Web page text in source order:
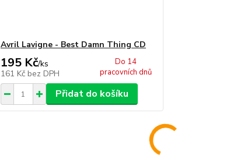
Avril Lavigne - Best Damn Thing CD
195 Kč/ks
161 Kč bez DPH
Do 14
pracovních dnů
Přidat do košíku